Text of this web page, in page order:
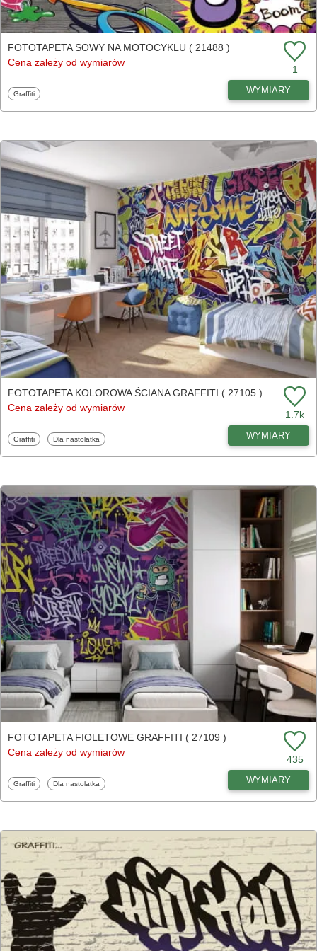
FOTOTAPETA SOWY NA MOTOCYKLU ( 21488 )
Cena zależy od wymiarów
1
Fototapety
Graffiti WYMIARY
FOTOTAPETA KOLOROWA ŚCIANA GRAFFITI ( 27105 )
Cena zależy od wymiarów
1.7k
Fototapety
Graffiti Fototapety
Dla nastolatka WYMIARY
FOTOTAPETA FIOLETOWE GRAFFITI ( 27109 )
Cena zależy od wymiarów
435
Fototapety
Graffiti Fototapety
Dla nastolatka WYMIARY